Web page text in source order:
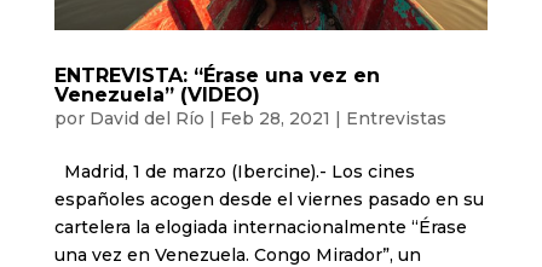
ENTREVISTA: “Érase una vez en
Venezuela” (VIDEO)
por David del Río | Feb 28, 2021 | Entrevistas
Madrid, 1 de marzo (Ibercine).- Los cines
españoles acogen desde el viernes pasado en su
cartelera la elogiada internacionalmente “Érase
una vez en Venezuela. Congo Mirador”, un